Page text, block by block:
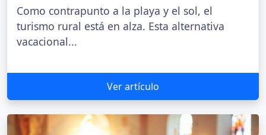
Como contrapunto a la playa y el sol, el
turismo rural está en alza. Esta alternativa
vacacional...
Ver artículo